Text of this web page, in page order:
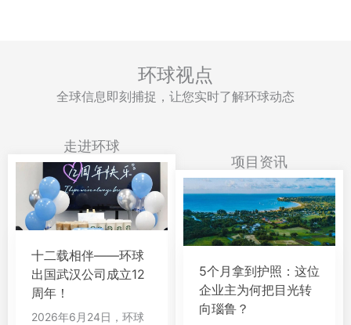
环球视点
全球信息即刻捕捉，让您实时了解环球动态
走进环球
十二载相伴——环球
出国武汉公司成立12
周年！
2026年6月24日，环球
项目资讯
5个月拿到护照：这位
企业主为何把目光转
向瑙鲁？